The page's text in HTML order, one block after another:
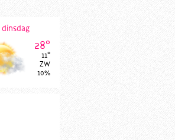
dinsdag
28°
11°
ZW
10%